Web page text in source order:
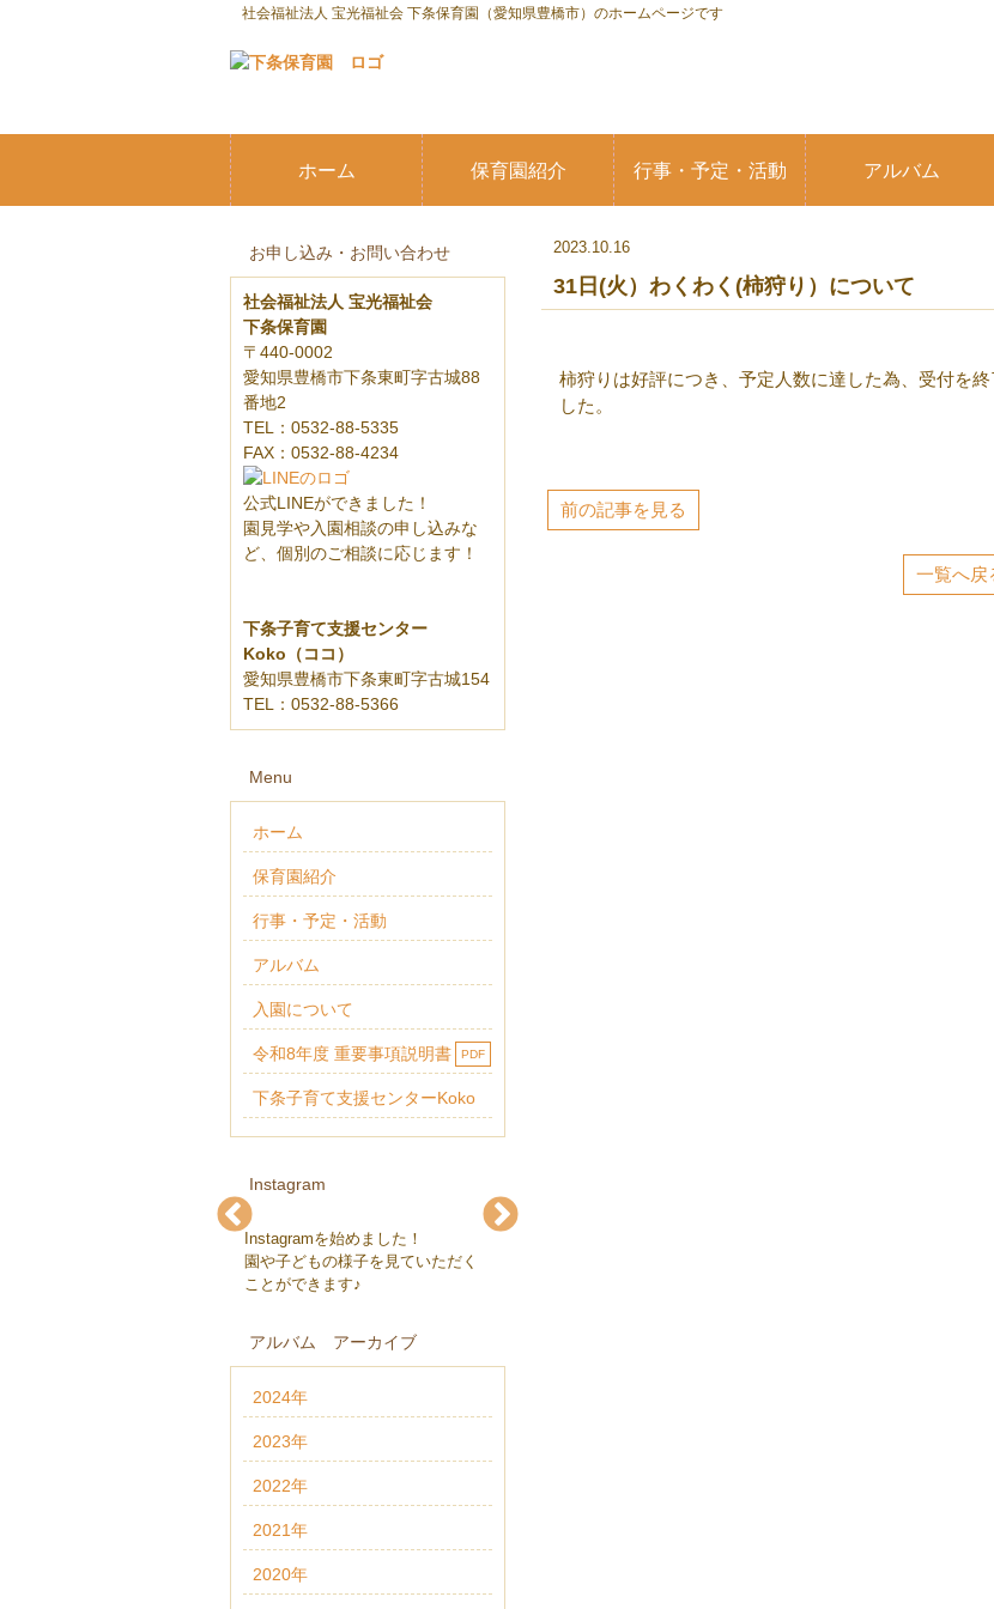
社会福祉法人 宝光福祉会 下条保育園（愛知県豊橋市）のホームページです
ホーム 保育園紹介 行事・予定・活動 アルバム
2023.10.16
31日(火）わくわく(柿狩り）について
柿狩りは好評につき、予定人数に達した為、受付を
した。
前の記事を見る
一覧へ戻
お申し込み・お問い合わせ
社会福祉法人 宝光福祉会
下条保育園
〒440-0002
愛知県豊橋市下条東町字古城88
番地2
TEL：0532-88-5335
FAX：0532-88-4234
公式LINEができました！
園見学や入園相談の申し込みな
ど、 個別のご相談に応じます！
下条子育て支援センター
Koko（ココ）
愛知県豊橋市下条東町字古城154
TEL：0532-88-5366
Menu
ホーム
保育園紹介
行事・予定・活動
アルバム
入園について
令和8年度 重要事項説明書 PDF
下条子育て支援センターKoko
Instagram
下条保育園(@gejohoikuen)
下条保育園(@gejohoikuen)
下条保育園(@gejohoikuen)
下条保育園(@gejohoikuen)
下条保育園(@gejohoikuen)
下条保育園(@gejohoikuen)
Instagramを始めました！
園や子どもの様子を見ていただく
ことができます♪
アルバム アーカイブ
2024年
2023年
2022年
2021年
2020年